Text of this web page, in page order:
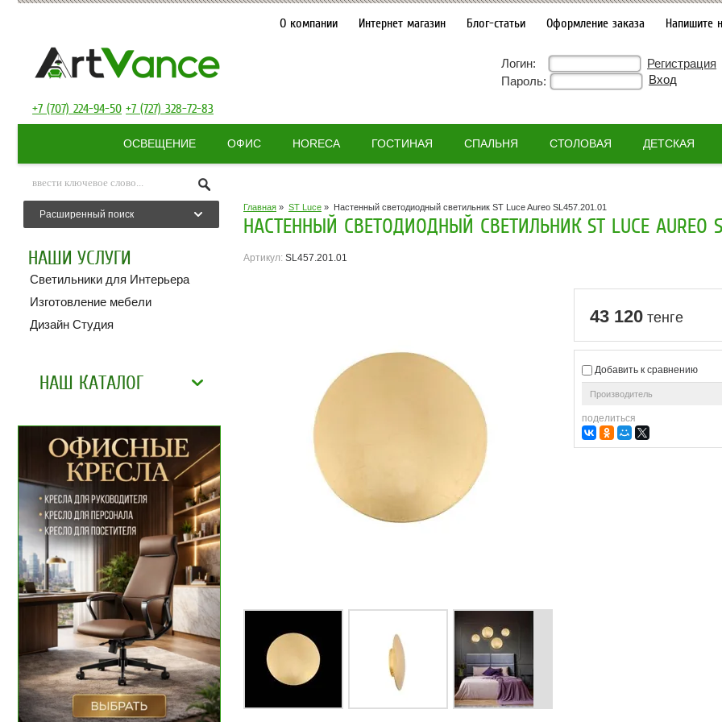
О компании Интернет магазин Блог-статьи Оформление заказа Напишите
Логин: Регистрация
Пароль:
+7 (707) 224-94-50 +7 (727) 328-72-83
ОСВЕЩЕНИЕ ОФИС HORECA ГОСТИНАЯ СПАЛЬНЯ СТОЛОВАЯ ДЕТСКАЯ
Расширенный поиск
НАШИ УСЛУГИ
Светильники для Интерьера
Изготовление мебели
Дизайн Студия
НАШ КАТАЛОГ
Главная » ST Luce » Настенный светодиодный светильник ST Luce Aureo SL457.201.01
НАСТЕННЫЙ СВЕТОДИОДНЫЙ СВЕТИЛЬНИК ST LUCE AUREO
Артикул: SL457.201.01
43 120 тенге
Добавить к сравнению
Производитель
поделиться